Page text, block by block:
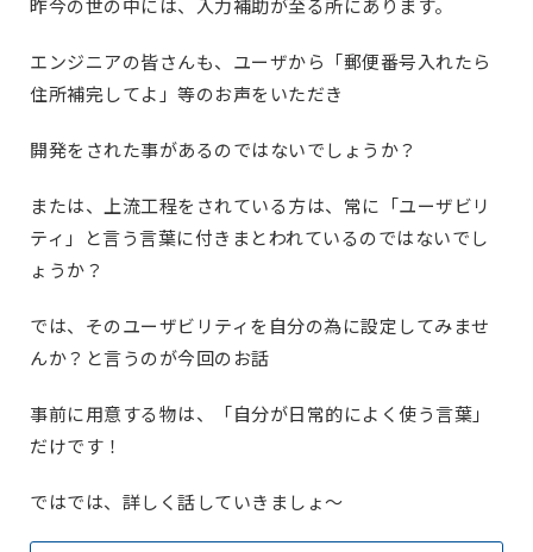
昨今の世の中には、入力補助が至る所にあります。
エンジニアの皆さんも、ユーザから「郵便番号入れたら
住所補完してよ」等のお声をいただき
開発をされた事があるのではないでしょうか？
または、上流工程をされている方は、常に「ユーザビリ
ティ」と言う言葉に付きまとわれているのではないでし
ょうか？
では、そのユーザビリティを自分の為に設定してみませ
んか？と言うのが今回のお話
事前に用意する物は、「自分が日常的によく使う言葉」
だけです！
ではでは、詳しく話していきましょ～